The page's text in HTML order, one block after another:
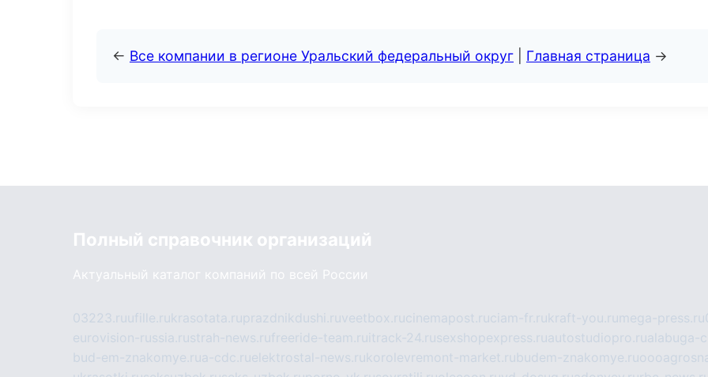
← Все компании в регионе Уральский федеральный округ Главная страница →
Полный справочник организаций
Актуальный каталог компаний по всей России
03223.ruufille.rukrasotata.ruprazdnikdushi.ruveetbox.rucinemapost.ruciam-fr.rukraft-you.ru mega-press.ru
eurovision-russia.rustrah-news.rufreeride-team.ru itrack-24.rusexshopexpress.ruautostudiopro.rualabuga-
bud-em-znakomye.rua-cdc.ruelektrostal-news.rukorolevremont-market.rubudem-znakomye.ru